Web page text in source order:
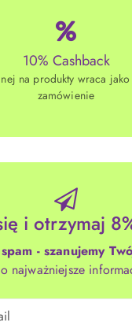
10% Cashback
na produkty wraca
zamówienie
i otrzymaj
- szanujemy
najważniejsze